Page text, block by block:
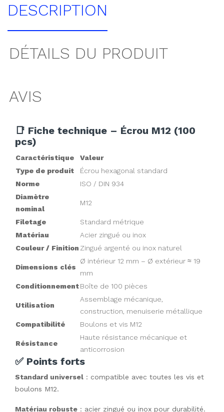
DESCRIPTION
DÉTAILS DU PRODUIT
AVIS
📑 Fiche technique – Écrou M12 (100
pcs)
Caractéristique
Valeur
Type de produit
Écrou hexagonal standard
Norme
ISO / DIN 934
Diamètre
nominal
M12
Filetage
Standard métrique
Matériau
Acier zingué ou inox
Couleur / Finition Zingué argenté ou inox naturel
Dimensions clés
Ø intérieur 12 mm – Ø extérieur ≈ 19
mm
ConditionnementBoîte de 100 pièces
Utilisation
Assemblage mécanique,
construction, menuiserie métallique
Compatibilité
Boulons et vis M12
Résistance
Haute résistance mécanique et
anticorrosion
✅ Points forts
Standard universel : compatible avec toutes les vis et
boulons M12.
Matériau robuste : acier zingué ou inox pour durabilité.